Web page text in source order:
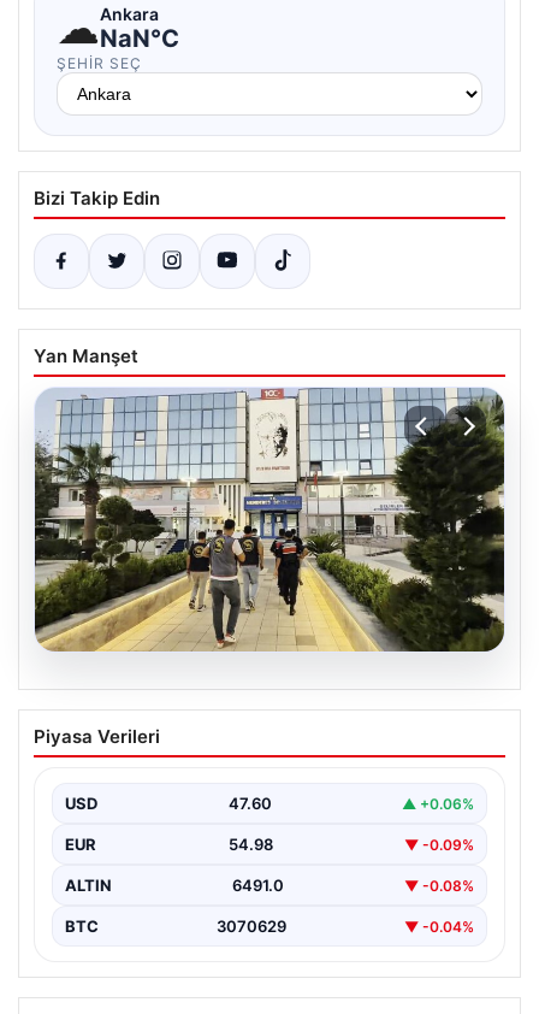
☁Ankara
NaN°C
ŞEHIR SEÇ
Bizi Takip Edin
Yan Manşet
05.08.2026
Menderes Belediyesi Hakkında
Soruşturmada Firari Başkan Yardımcısı
İzmir'de Menderes Belediyesi'ne yönelik
olarak aranan Belediye Başkan Yardımcısı…
Piyasa Verileri
USD 47.60 ▲ +0.06%
EUR 54.98 ▼ -0.09%
ALTIN 6491.0 ▼ -0.08%
BTC 3070629 ▼ -0.04%